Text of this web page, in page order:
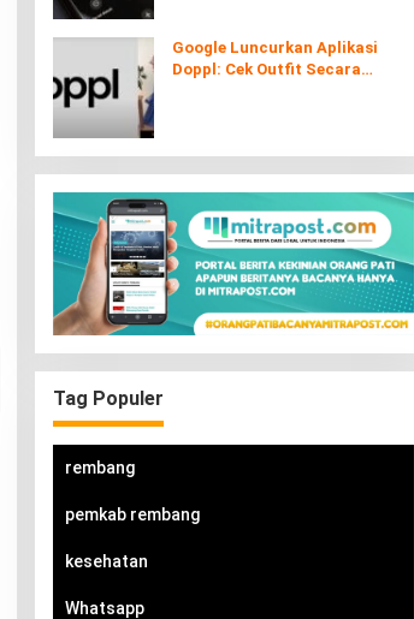
Google Luncurkan Aplikasi
Doppl: Cek Outfit Secara
Tag Populer
rembang
pemkab rembang
kesehatan
Whatsapp